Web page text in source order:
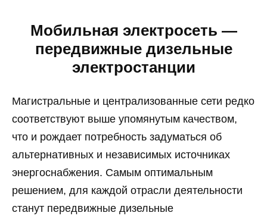
Мобильная электросеть —
передвижные дизельные
электростанции
Магистральные и централизованные сети редко
соответствуют выше упомянутым качеством,
что и рождает потребность задуматься об
альтернативных и независимых источниках
энергоснабжения. Самым оптимальным
решением, для каждой отрасли деятельности
станут передвижные дизельные